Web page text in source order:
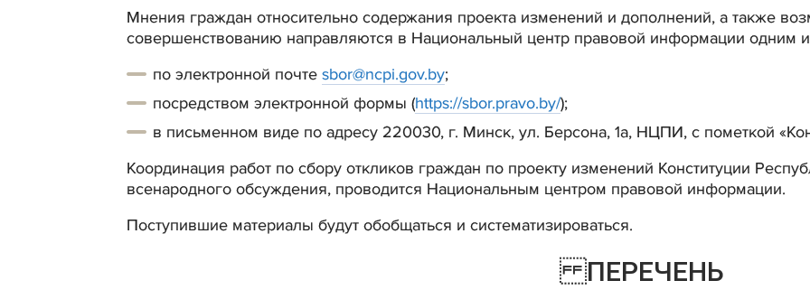
Мнения граждан относительно содержания проекта изменений и дополнений, а также
совершенствованию направляются в Национальный центр правовой информации одним
по электронной почте sbor@ncpi.gov.by;
посредством электронной формы (https://sbor.pravo.by/);
в письменном виде по адресу 220030, г. Минск, ул. Берсона, 1а, НЦПИ, с пометкой
Координация работ по сбору откликов граждан по проекту изменений Конституции
всенародного обсуждения, проводится Национальным центром правовой информации.
Поступившие материалы будут обобщаться и систематизироваться.
ПЕРЕЧЕНЬ